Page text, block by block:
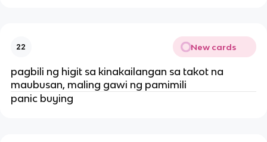
22 New cards
pagbili ng higit sa kinakailangan sa takot na
maubusan, maling gawi ng pamimili
panic buying